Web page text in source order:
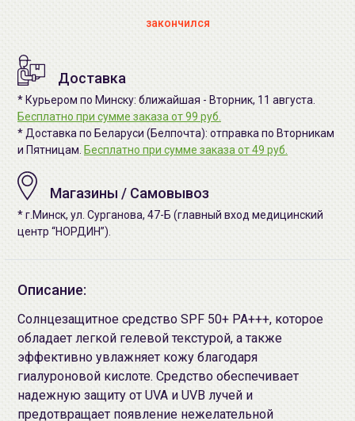
закончился
Доставка
* Курьером по Минску: ближайшая - Вторник, 11 августа.
Бесплатно при сумме заказа от 99 руб.
* Доставка по Беларуси (Белпочта): отправка по Вторникам
и Пятницам. Бесплатно при сумме заказа от 49 руб.
Магазины / Самовывоз
* г.Минск, ул. Сурганова, 47-Б (главный вход медицинский
центр “НОРДИН”).
Описание:
Солнцезащитное средство SPF 50+ PA+++, которое
обладает легкой гелевой текстурой, а также
эффективно увлажняет кожу благодаря
гиалуроновой кислоте. Средство обеспечивает
надежную защиту от UVA и UVB лучей и
предотвращает появление нежелательной